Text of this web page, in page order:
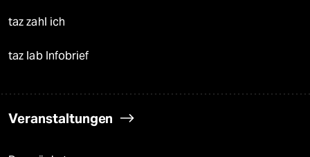
taz zahl ich
taz lab Infobrief
Veranstaltungen